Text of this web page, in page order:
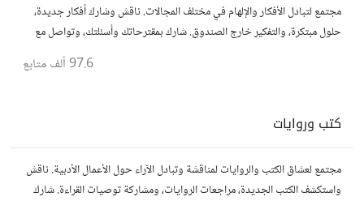
مجتمع لتبادل الأفكار والإلهام في مختلف المجالات. ناقش وشارك أفكار جديدة،
حلول مبتكرة، والتفكير خارج الصندوق. شارك بمقترحاتك وأسئلتك، وتواصل مع
97.6 ألف متابع
كتب وروايات
مجتمع لعشاق الكتب والروايات لمناقشة وتبادل الآراء حول الأعمال الأدبية. ناقش
واستكشف الكتب الجديدة، مراجعات الروايات، ومشاركة توصيات القراءة. شارك